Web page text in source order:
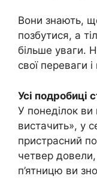
Вони знають,
позбутися, а
більше уваги.
свої переваги
Усі подробиці
У понеділок ви
вистачить», у
пристрасний
четвер
п’ятницю ви